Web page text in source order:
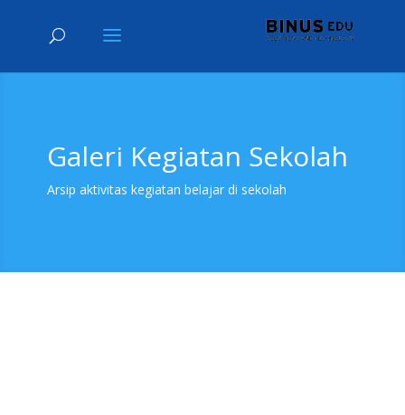
Galeri Kegiatan Sekolah
Arsip aktivitas kegiatan belajar di sekolah